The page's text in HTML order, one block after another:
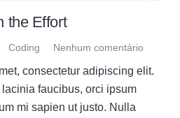
the Effort
Coding Nenhum comentário
consectetur adipiscing elit.
faucibus, orci ipsum
mi sapien ut justo. Nulla